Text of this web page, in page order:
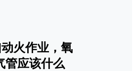
火作业，氧
管应该什么